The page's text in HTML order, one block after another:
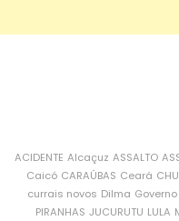
ACIDENTE Alcaçuz ASSALTO
Caicó CARAÚBAS Ceará
currais novos Dilma Governo
PIRANHAS JUCURUTU LULA